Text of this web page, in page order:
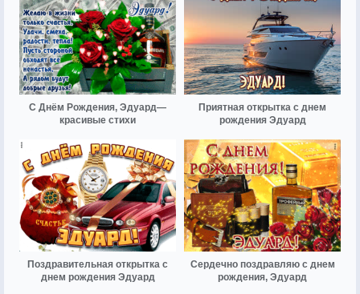
С Днём Рождения, Эдуард—
красивые стихи
Приятная открытка с днем
рождения Эдуард
Поздравительная открытка с
днем рождения Эдуард
Сердечно поздравляю с днем
рождения, Эдуард